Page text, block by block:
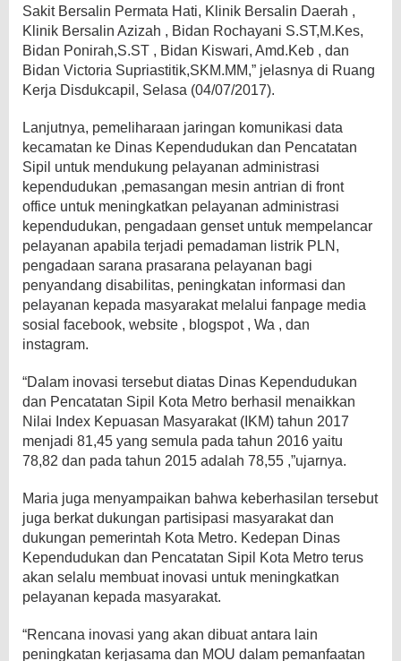
Sakit Bersalin Permata Hati, Klinik Bersalin Daerah ,
Klinik Bersalin Azizah , Bidan Rochayani S.ST,M.Kes,
Bidan Ponirah,S.ST , Bidan Kiswari, Amd.Keb , dan
Bidan Victoria Supriastitik,SKM.MM,” jelasnya di Ruang
Kerja Disdukcapil, Selasa (04/07/2017).
Lanjutnya, pemeliharaan jaringan komunikasi data
kecamatan ke Dinas Kependudukan dan Pencatatan
Sipil untuk mendukung pelayanan administrasi
kependudukan ,pemasangan mesin antrian di front
office untuk meningkatkan pelayanan administrasi
kependudukan, pengadaan genset untuk mempelancar
pelayanan apabila terjadi pemadaman listrik PLN,
pengadaan sarana prasarana pelayanan bagi
penyandang disabilitas, peningkatan informasi dan
pelayanan kepada masyarakat melalui fanpage media
sosial facebook, website , blogspot , Wa , dan
instagram.
“Dalam inovasi tersebut diatas Dinas Kependudukan
dan Pencatatan Sipil Kota Metro berhasil menaikkan
Nilai Index Kepuasan Masyarakat (IKM) tahun 2017
menjadi 81,45 yang semula pada tahun 2016 yaitu
78,82 dan pada tahun 2015 adalah 78,55 ,”ujarnya.
Maria juga menyampaikan bahwa keberhasilan tersebut
juga berkat dukungan partisipasi masyarakat dan
dukungan pemerintah Kota Metro. Kedepan Dinas
Kependudukan dan Pencatatan Sipil Kota Metro terus
akan selalu membuat inovasi untuk meningkatkan
pelayanan kepada masyarakat.
“Rencana inovasi yang akan dibuat antara lain
peningkatan kerjasama dan MOU dalam pemanfaatan